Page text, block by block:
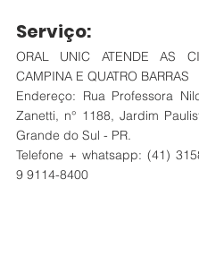
Serviço:
ORAL UNIC ATENDE AS
CAMPINA E QUATRO BARRAS
Endereço: Rua Professora
Zanetti, n° 1188, Jardim
Grande do Sul - PR.
Telefone + whatsapp: (41)
9 9114-8400